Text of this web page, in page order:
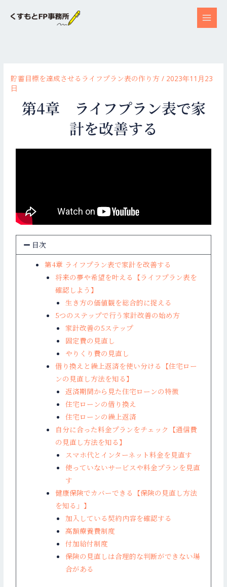
貯蓄目標を達成させるライフプラン表の作り方 / 2023年11月23
日
第4章 ライフプラン表で家
計を改善する
目次
第4章 ライフプラン表で家計を改善する
将来の夢や希望を叶える【ライフプラン表を
確認しよう】
生き方の価値観を総合的に捉える
5つのステップで行う家計改善の始め方
家計改善の5ステップ
固定費の見直し
やりくり費の見直し
借り換えと繰上返済を使い分ける【住宅ロー
ンの見直し方法を知る】
返済期間から見た住宅ローンの特徴
住宅ローンの借り換え
住宅ローンの繰上返済
自分に合った料金プランをチェック【通信費
の見直し方法を知る】
スマホ代とインターネット料金を見直す
使っていないサービスや料金プランを見直
す
健康保険でカバーできる【保険の見直し方法
を知る」】
加入している契約内容を確認する
高額療養費制度
付加給付制度
保険の見直しは合理的な判断ができない場
合がある